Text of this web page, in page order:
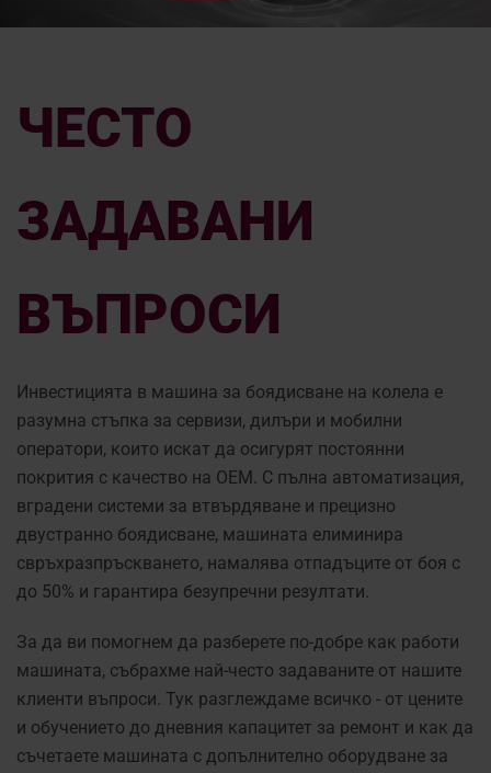
ЧЕСТО
ЗАДАВАНИ
ВЪПРОСИ
Инвестицията в машина за боядисване на колела е
разумна стъпка за сервизи, дилъри и мобилни
оператори, които искат да осигурят постоянни
покрития с качество на ОЕМ. С пълна автоматизация,
вградени системи за втвърдяване и прецизно
двустранно боядисване, машината елиминира
свръхразпръскването, намалява отпадъците от боя с
до 50% и гарантира безупречни резултати.
За да ви помогнем да разберете по-добре как работи
машината, събрахме най-често задаваните от нашите
клиенти въпроси. Тук разглеждаме всичко - от цените
и обучението до дневния капацитет за ремонт и как да
съчетаете машината с допълнително оборудване за